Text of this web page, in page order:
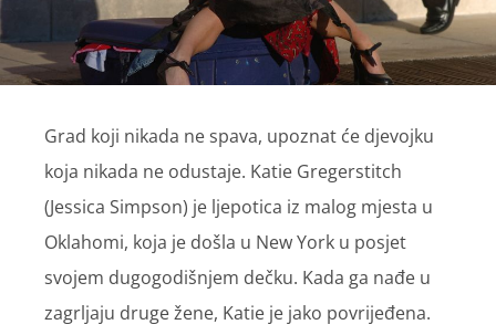
Grad koji nikada ne spava, upoznat će djevojku
koja nikada ne odustaje. Katie Gregerstitch
(Jessica Simpson) je ljepotica iz malog mjesta u
Oklahomi, koja je došla u New York u posjet
svojem dugogodišnjem dečku. Kada ga nađe u
zagrljaju druge žene, Katie je jako povrijeđena.